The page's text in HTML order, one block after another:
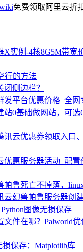
免费领取阿里云折
X实例-4核8G5M带宽
行的方法
闭侧边栏？
发平台优惠价格_全
站0基础做网站，可选
讯云优惠券领取入口
优惠服务器活动_配
帕鲁死亡不掉落，
云幻兽帕鲁服务器创
图像无损保存
文件在哪？Palworld
损保存：Matplotlib库